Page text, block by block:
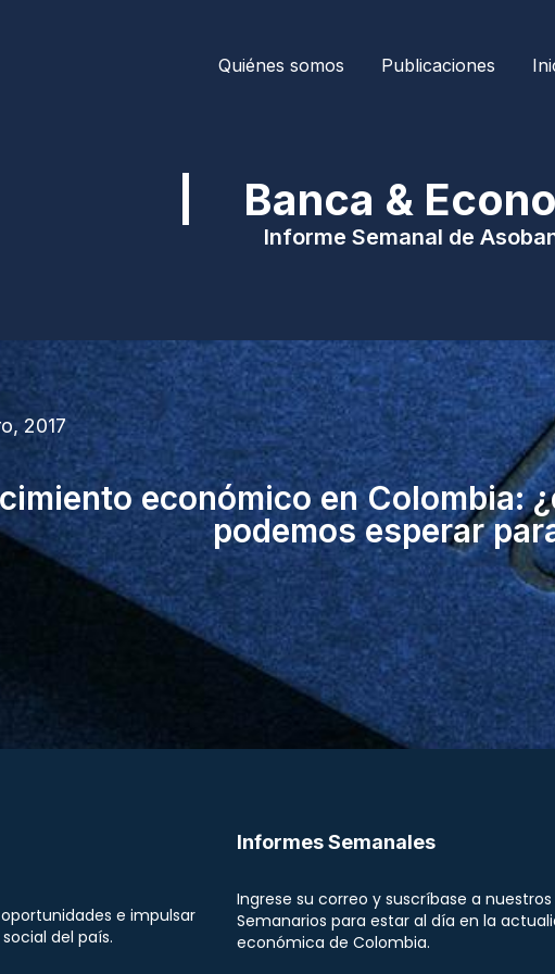
Quiénes somos Publicaciones
| Banca &
Informe Semanal de
2017
económico en Colombia:
podemos esperar
e impulsar
del país.
Informes Semanales
Ingrese su correo y suscríbase a nuestros
Semanarios para estar al día en la
económica de Colombia.